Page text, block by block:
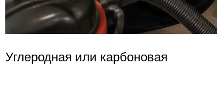
Углеродная или карбоновая